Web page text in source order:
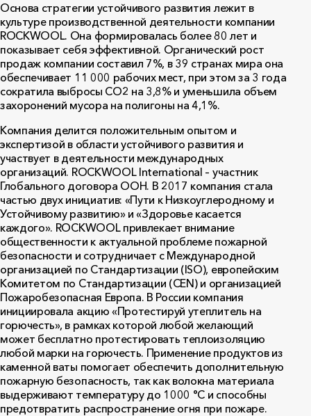
Основа стратегии устойчивого развития лежит в
культуре производственной деятельности компании
ROCKWOOL. Она формировалась более 80 лет и
показывает себя эффективной. Органический рост
продаж компании составил 7%, в 39 странах мира она
обеспечивает 11 000 рабочих мест, при этом за 3 года
сократила выбросы СО2 на 3,8% и уменьшила объем
захоронений мусора на полигоны на 4,1%.
Компания делится положительным опытом и
экспертизой в области устойчивого развития и
участвует в деятельности международных
организаций. ROCKWOOL International – участник
Глобального договора ООН. В 2017 компания стала
частью двух инициатив: «Пути к Низкоуглеродному и
Устойчивому развитию» и «Здоровье касается
каждого». ROCKWOOL привлекает внимание
общественности к актуальной проблеме пожарной
безопасности и сотрудничает с Международной
организацией по Стандартизации (ISO), европейским
Комитетом по Стандартизации (CEN) и организацией
Пожаробезопасная Европа. В России компания
инициировала акцию «Протестируй утеплитель на
горючесть», в рамках которой любой желающий
может бесплатно протестировать теплоизоляцию
любой марки на горючесть. Применение продуктов из
каменной ваты помогает обеспечить дополнительную
пожарную безопасность, так как волокна материала
выдерживают температуру до 1000 °C и способны
предотвратить распространение огня при пожаре.